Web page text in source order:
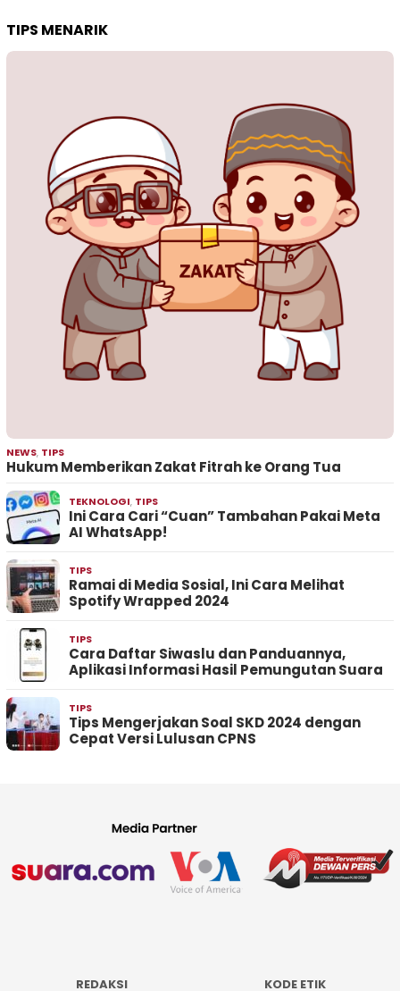
TIPS MENARIK
NEWS, TIPS
Hukum Memberikan Zakat Fitrah ke Orang Tua
TEKNOLOGI, TIPS
Ini Cara Cari “Cuan” Tambahan Pakai Meta
AI WhatsApp!
TIPS
Ramai di Media Sosial, Ini Cara Melihat
Spotify Wrapped 2024
TIPS
Cara Daftar Siwaslu dan Panduannya,
Aplikasi Informasi Hasil Pemungutan Suara
TIPS
Tips Mengerjakan Soal SKD 2024 dengan
Cepat Versi Lulusan CPNS
REDAKSI KODE ETIK